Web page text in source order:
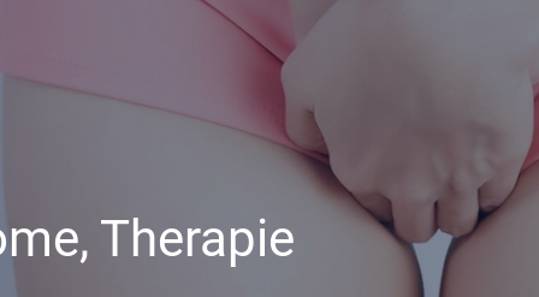
Private Haftpflichtversicherung
Verkehrsrechtsschutz
Grippe: Symptome & Behandlung
Übelkeit: Ursachen & Behandlung
Norovirus: Symptome & Behandlung
Therapie